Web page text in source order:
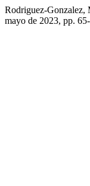
Rodriguez-Gonzalez,
mayo de 2023, pp.